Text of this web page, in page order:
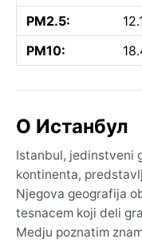
PM2.5:
PM10:
O Истанбул
Istanbul, jedinstveni
kontinenta,
Njegova geografija
tesnacem koji deli
Medju poznatim